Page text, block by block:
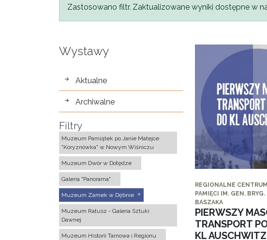
Komunikat
Zastosowano filtr. Zaktualizowane wyniki dostępne w
Wystawy
wystawy
Aktualne
Archiwalne
Filtry
Muzeum Pamiątek po Janie Matejce
"Koryznówka" w Nowym Wiśniczu
Muzeum Dwór w Dołędze
Galeria "Panorama"
Muzeum Zamek w Dębnie
Muzeum Ratusz - Galeria Sztuki
Dawnej
Muzeum Historii Tarnowa i Regionu
REGIONALNE
PAMIĘCI IM. GEN.
BASZAKA
PIERWSZY
TRANSPORT
KL